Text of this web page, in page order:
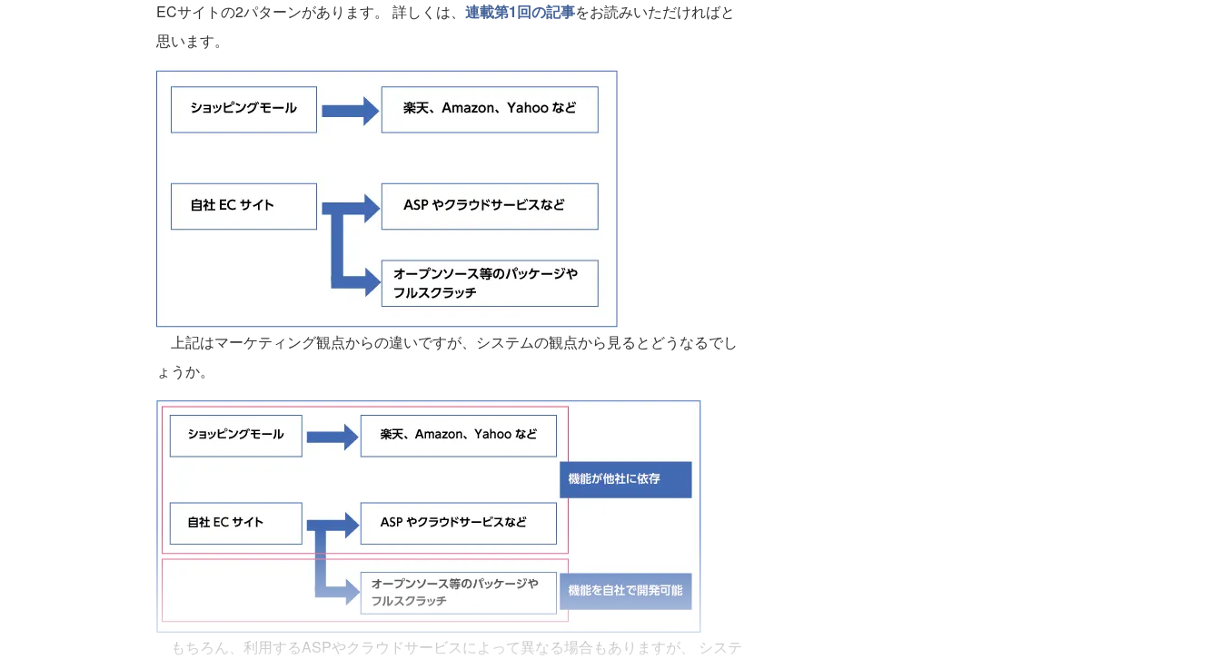
ECサイトの2パターンがあります。 詳しくは、 連載第1回の記事をお読みいただければと
思います。
上記はマーケティング観点からの違いですが、システムの観点から見るとどうなるでし
ょうか。
もちろん、利用するASPやクラウドサービスによって異なる場合もありますが、 システ